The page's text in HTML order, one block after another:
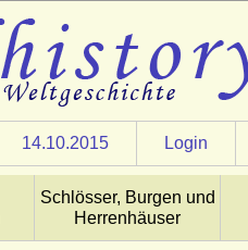
14.10.2015 Login
Schlösser, Burgen und
Herrenhäuser